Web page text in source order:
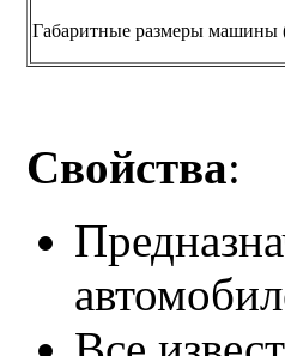
Габаритные размеры
Свойства: